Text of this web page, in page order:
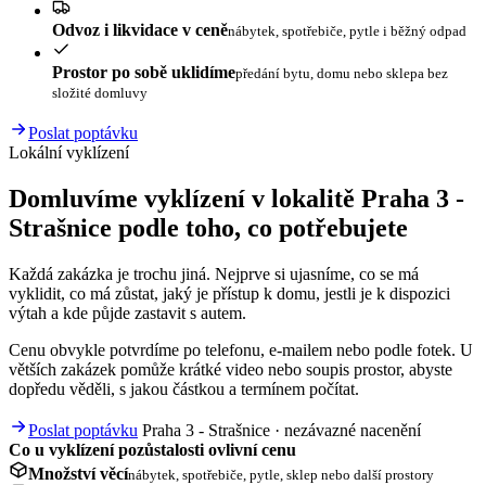
Odvoz i likvidace v ceněnábytek, spotřebiče, pytle i běžný odpad
Prostor po sobě uklidímepředání bytu, domu nebo sklepa bez
složité domluvy
Poslat poptávku
Lokální vyklízení
Domluvíme vyklízení v lokalitě Praha 3 -
Strašnice podle toho, co potřebujete
Každá zakázka je trochu jiná. Nejprve si ujasníme, co se má
vyklidit, co má zůstat, jaký je přístup k domu, jestli je k dispozici
výtah a kde půjde zastavit s autem.
Cenu obvykle potvrdíme po telefonu, e-mailem nebo podle fotek. U
větších zakázek pomůže krátké video nebo soupis prostor, abyste
dopředu věděli, s jakou částkou a termínem počítat.
Poslat poptávku Praha 3 - Strašnice · nezávazné nacenění
Co u vyklízení pozůstalosti ovlivní cenu
Množství věcínábytek, spotřebiče, pytle, sklep nebo další prostory